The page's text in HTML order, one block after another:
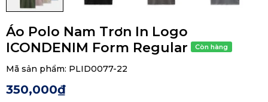
Áo Polo Nam Trơn In Logo
ICONDENIM Form Regular
Mã sản phẩm: PLID0077-22
350,000₫